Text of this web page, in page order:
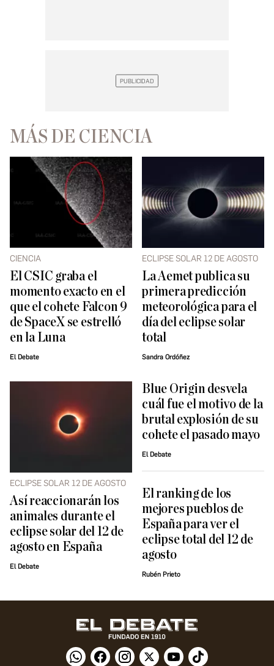
MÁS DE CIENCIA
CIENCIA
El CSIC graba el
momento exacto en el
que el cohete Falcon 9
de SpaceX se estrelló
en la Luna
El Debate
ECLIPSE SOLAR 12 DE AGOSTO
La Aemet publica su
primera predicción
meteorológica para el
día del eclipse solar
total
Sandra Ordóñez
ECLIPSE SOLAR 12 DE AGOSTO
Así reaccionarán los
animales durante el
eclipse solar del 12 de
agosto en España
El Debate
Blue Origin desvela
cuál fue el motivo de la
brutal explosión de su
cohete el pasado mayo
El Debate
El ranking de los
mejores pueblos de
España para ver el
eclipse total del 12 de
agosto
Rubén Prieto